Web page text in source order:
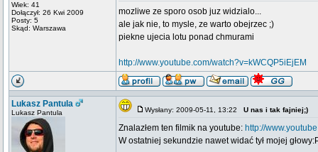
Wiek: 41
Dołączył: 26 Kwi 2009
Posty: 5
Skąd: Warszawa
mozliwe ze sporo osob juz widzialo...
ale jak nie, to mysle, ze warto obejrzec ;)
piekne ujecia lotu ponad chmurami
http://www.youtube.com/watch?v=kWCQP5iEjEM
Lukasz Pantula
Lukasz Pantula Wysłany: 2009-05-11, 13:22 U nas i tak fajniej;)
Znalazłem ten filmik na youtube: http://
W ostatniej sekundzie nawet widać tył mojej